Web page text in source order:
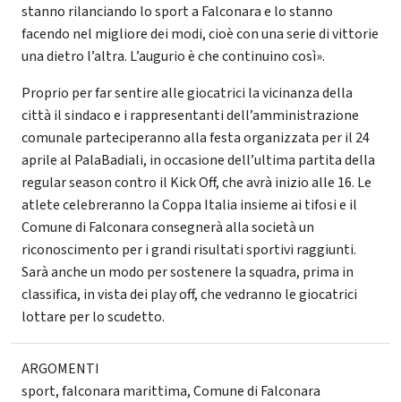
stanno rilanciando lo sport a Falconara e lo stanno
facendo nel migliore dei modi, cioè con una serie di vittorie
una dietro l’altra. L’augurio è che continuino così».
Proprio per far sentire alle giocatrici la vicinanza della
città il sindaco e i rappresentanti dell’amministrazione
comunale parteciperanno alla festa organizzata per il 24
aprile al PalaBadiali, in occasione dell’ultima partita della
regular season contro il Kick Off, che avrà inizio alle 16. Le
atlete celebreranno la Coppa Italia insieme ai tifosi e il
Comune di Falconara consegnerà alla società un
riconoscimento per i grandi risultati sportivi raggiunti.
Sarà anche un modo per sostenere la squadra, prima in
classifica, in vista dei play off, che vedranno le giocatrici
lottare per lo scudetto.
ARGOMENTI
sport,falconara marittima,Comune di Falconara